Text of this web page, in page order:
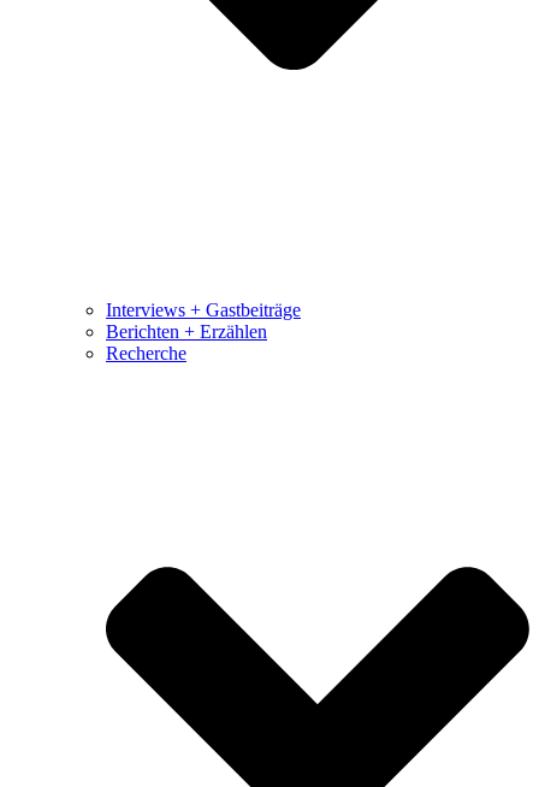
Interviews + Gastbeiträge
Berichten + Erzählen
Recherche